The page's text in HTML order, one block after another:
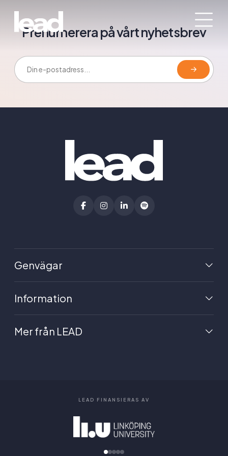
Prenumerera på vårt nyhetsbrev
Genvägar
Information
Mer från LEAD
LEAD FINANSIERAS AV